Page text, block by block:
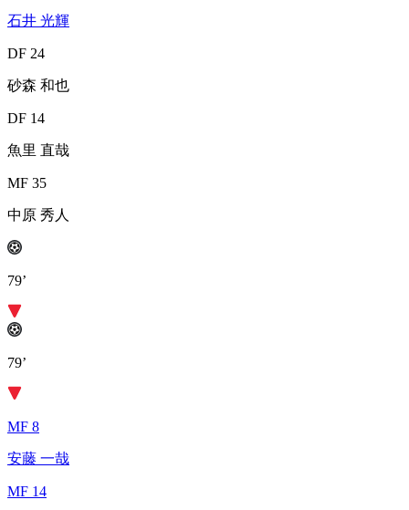
石井 光輝
DF 24
砂森 和也
DF 14
魚里 直哉
MF 35
中原 秀人
79’
79’
MF 8
安藤 一哉
MF 14